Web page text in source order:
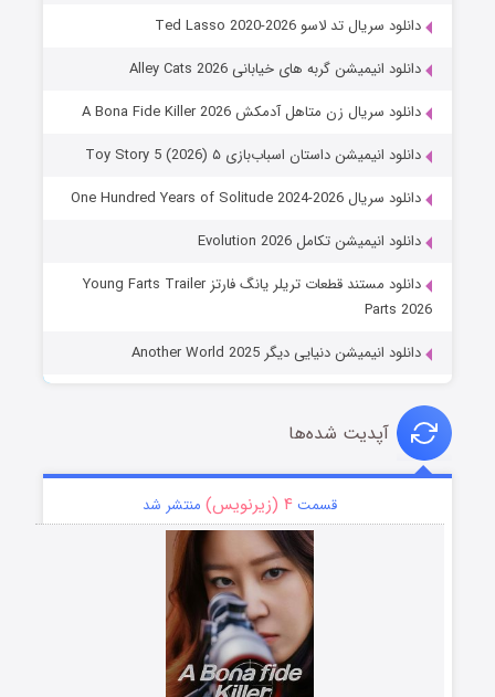
دانلود سریال تد لاسو Ted Lasso 2020-2026
دانلود انیمیشن گربه های خیابانی Alley Cats 2026
دانلود سریال زن متاهل آدمکش A Bona Fide Killer 2026
دانلود انیمیشن داستان اسباب‌بازی ۵ Toy Story 5 (2026)
دانلود سریال One Hundred Years of Solitude 2024-2026
دانلود انیمیشن تکامل Evolution 2026
دانلود مستند قطعات تریلر یانگ فارتز Young Farts Trailer
Parts 2026
دانلود انیمیشن دنیایی دیگر Another World 2025
آپدیت شده‌ها
قسمت۴ (زیرنویس) منتشر شد